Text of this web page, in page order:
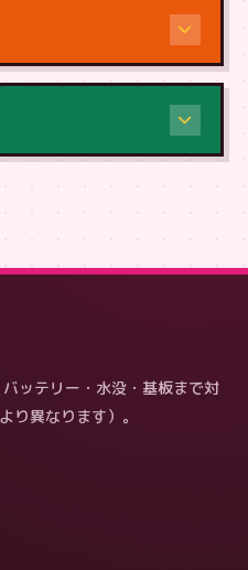
ッテリー・水没・基板まで対
り異なります）。